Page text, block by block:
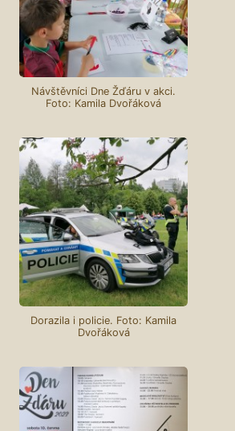
Návštěvníci Dne Žďáru v akci.
Foto: Kamila Dvořáková
Dorazila i policie. Foto: Kamila
Dvořáková